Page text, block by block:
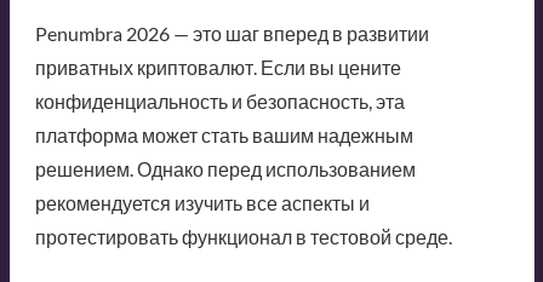
Penumbra 2026 — это шаг вперед в развитии
приватных криптовалют. Если вы цените
конфиденциальность и безопасность, эта
платформа может стать вашим надежным
решением. Однако перед использованием
рекомендуется изучить все аспекты и
протестировать функционал в тестовой среде.